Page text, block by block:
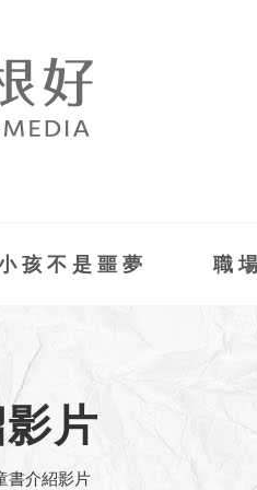
孩不是噩夢 職
片
書介紹影片